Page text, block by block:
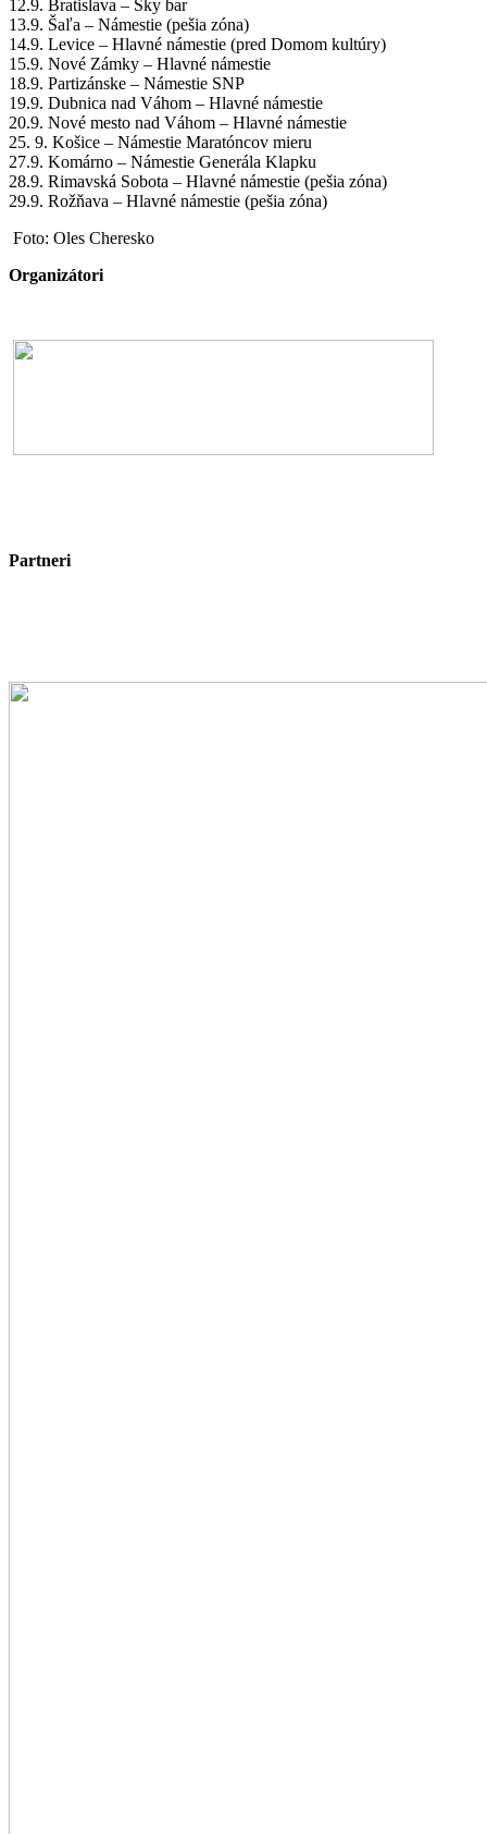
12.9. Bratislava – Sky bar
13.9. Šaľa – Námestie (pešia zóna)
14.9. Levice – Hlavné námestie (pred Domom kultúry)
15.9. Nové Zámky – Hlavné námestie
18.9. Partizánske – Námestie SNP
19.9. Dubnica nad Váhom – Hlavné námestie
20.9. Nové mesto nad Váhom – Hlavné námestie
25. 9. Košice – Námestie Maratóncov mieru
27.9. Komárno – Námestie Generála Klapku
28.9. Rimavská Sobota – Hlavné námestie (pešia zóna)
29.9. Rožňava – Hlavné námestie (pešia zóna)
Foto: Oles Cheresko
Organizátori
Partneri